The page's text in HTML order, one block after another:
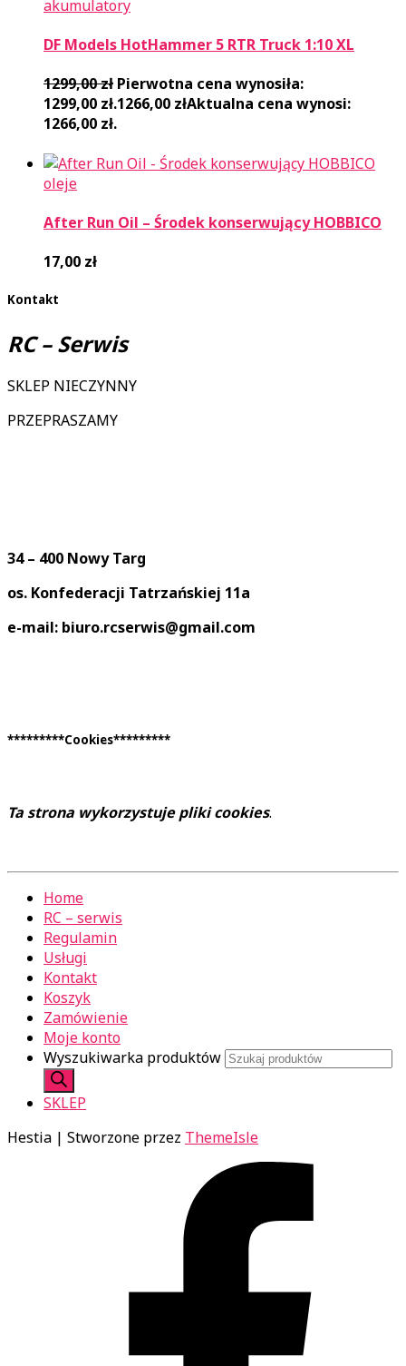
akumulatory
DF Models HotHammer 5 RTR Truck 1:10 XL
1299,00zł Pierwotna cena wynosiła:
1299,00 zł.1266,00 złAktualna cena wynosi:
1266,00 zł.
oleje
After Run Oil – Środek konserwujący HOBBICO
17,00 zł
Kontakt
RC – Serwis
SKLEP NIECZYNNY
PRZEPRASZAMY
34 – 400 Nowy Targ
os. Konfederacji Tatrzańskiej 11a
e-mail: biuro.rcserwis@gmail.com
*********Cookies*********
Ta strona wykorzystuje pliki cookies.
Home
RC – serwis
Regulamin
Usługi
Kontakt
Koszyk
Zamówienie
Moje konto
Wyszukiwarka produktów
SKLEP
Hestia | Stworzone przez ThemeIsle